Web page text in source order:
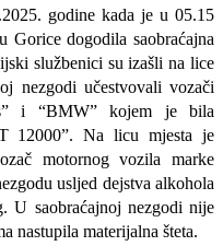
godine kada je u 05.15
Gorice dogodila saobraćajna
službenici su izašli na lice
nezgodi učestvovali vozači
i “BMW” kojem je bila
12000”. Na licu mjesta je
motornog vozila marke
usljed dejstva alkohola
U saobraćajnoj nezgodi nije
nastupila materijalna šteta.